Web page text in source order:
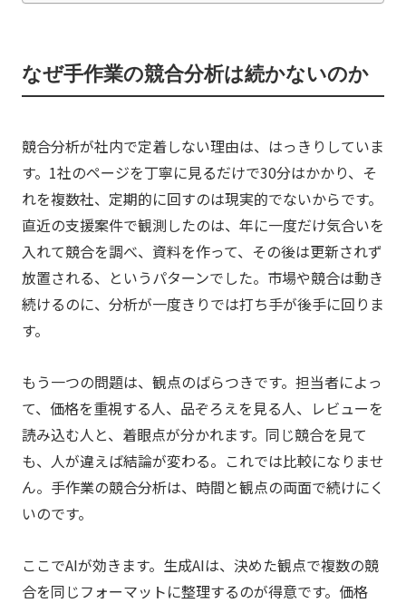
なぜ手作業の競合分析は続かないのか
競合分析が社内で定着しない理由は、はっきりしていま
す。1社のページを丁寧に見るだけで30分はかかり、そ
れを複数社、定期的に回すのは現実的でないからです。
直近の支援案件で観測したのは、年に一度だけ気合いを
入れて競合を調べ、資料を作って、その後は更新されず
放置される、というパターンでした。市場や競合は動き
続けるのに、分析が一度きりでは打ち手が後手に回りま
す。
もう一つの問題は、観点のばらつきです。担当者によっ
て、価格を重視する人、品ぞろえを見る人、レビューを
読み込む人と、着眼点が分かれます。同じ競合を見て
も、人が違えば結論が変わる。これでは比較になりませ
ん。手作業の競合分析は、時間と観点の両面で続けにく
いのです。
ここでAIが効きます。生成AIは、決めた観点で複数の競
合を同じフォーマットに整理するのが得意です。価格